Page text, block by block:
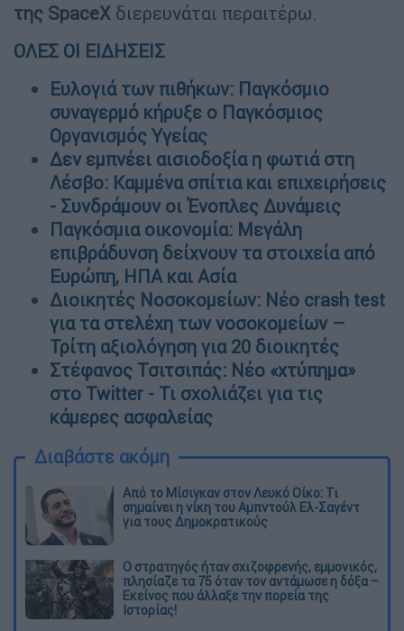
της SpaceX διερευνάται περαιτέρω.
ΟΛΕΣ ΟΙ ΕΙΔΗΣΕΙΣ
Ευλογιά των πιθήκων: Παγκόσμιο
συναγερμό κήρυξε ο Παγκόσμιος
Οργανισμός Υγείας
Δεν εμπνέει αισιοδοξία η φωτιά στη
Λέσβο: Kαμμένα σπίτια και επιχειρήσεις
- Συνδράμουν οι Ένοπλες Δυνάμεις
Παγκόσμια οικονομία: Μεγάλη
επιβράδυνση δείχνουν τα στοιχεία από
Ευρώπη, ΗΠΑ και Ασία
Διοικητές Νοσοκομείων: Νέο crash test
για τα στελέχη των νοσοκομείων –
Τρίτη αξιολόγηση για 20 διοικητές
Στέφανος Τσιτσιπάς: Νέο «χτύπημα»
στο Twitter - Τι σχολιάζει για τις
κάμερες ασφαλείας
Διαβάστε ακόμη
Από το Μίσιγκαν στον Λευκό Οίκο: Τι
σημαίνει η νίκη του Αμπντούλ Ελ-Σαγέντ
για τους Δημοκρατικούς
O στρατηγός ήταν σχιζοφρενής, εμμονικός,
πλησίαζε τα 75 όταν τον αντάμωσε η δόξα –
Εκείνος που άλλαξε την πορεία της
Ιστορίας!